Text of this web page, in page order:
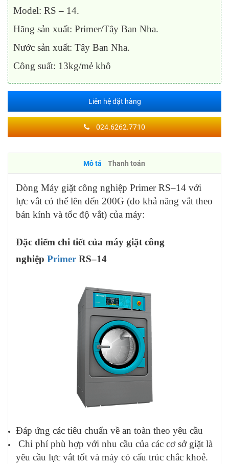
Model: RS – 14.
Hãng sản xuất: Primer/Tây Ban Nha.
Nước sản xuất: Tây Ban Nha.
Công suất: 13kg/mẻ khô
Liên hệ đặt hàng
024.6262.7710
Mô tả Thanh toán
Dòng Máy giặt công nghiệp Primer RS–14 với
lực vắt có thể lên đến 200G (đo khả năng vắt theo
bán kính và tốc độ vắt) của máy:
Đặc điểm chi tiết của máy giặt công
nghiệp Primer RS–14
Đáp ứng các tiêu chuẩn về an toàn theo yêu cầu
Chi phí phù hợp với nhu cầu của các cơ sở giặt là
yêu cầu lực vắt tốt và máy có cấu trúc chắc khoẻ.